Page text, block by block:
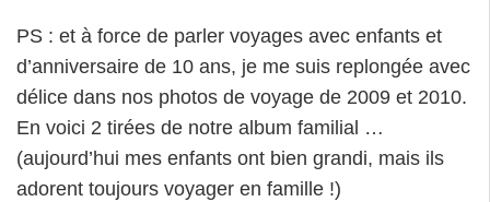
PS : et à force de parler voyages avec enfants et
d’anniversaire de 10 ans, je me suis replongée avec
délice dans nos photos de voyage de 2009 et 2010.
En voici 2 tirées de notre album familial …
(aujourd’hui mes enfants ont bien grandi, mais ils
adorent toujours voyager en famille !)